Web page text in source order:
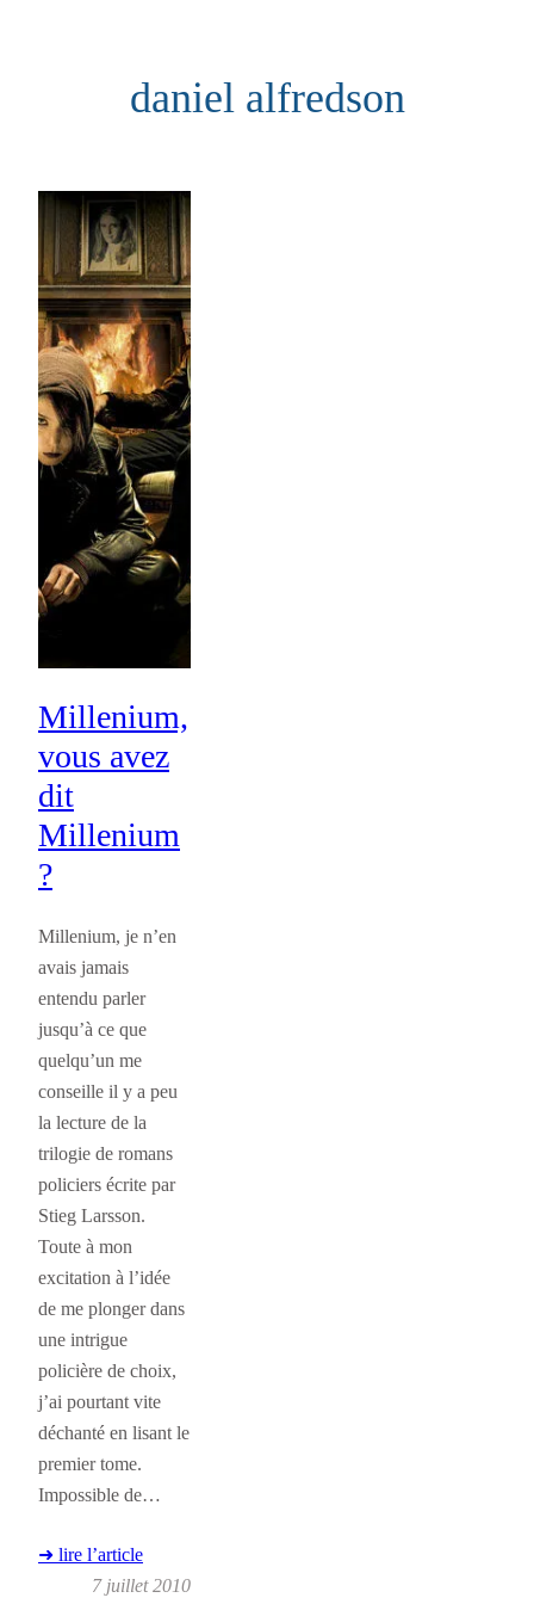
daniel alfredson
Millenium,
vous avez
dit
Millenium
?
Millenium, je n’en
avais jamais
entendu parler
jusqu’à ce que
quelqu’un me
conseille il y a peu
la lecture de la
trilogie de romans
policiers écrite par
Stieg Larsson.
Toute à mon
excitation à l’idée
de me plonger dans
une intrigue
policière de choix,
j’ai pourtant vite
déchanté en lisant le
premier tome.
Impossible de…
➜ lire l’article
7 juillet 2010